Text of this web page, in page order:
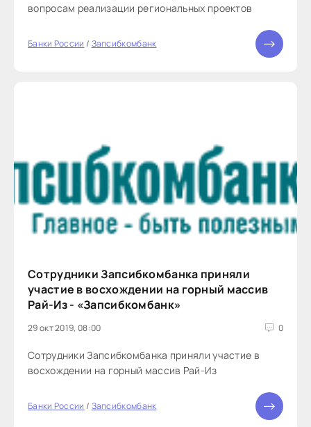
вопросам реализации региональных проектов
Банки России / Запсибкомбанк
Сотрудники Запсибкомбанка приняли
участие в восхождении на горный массив
Рай-Из - «Запсибкомбанк»
29 окт 2019, 08:00 0
Сотрудники Запсибкомбанка приняли участие в
восхождении на горный массив Рай-Из
Банки России / Запсибкомбанк